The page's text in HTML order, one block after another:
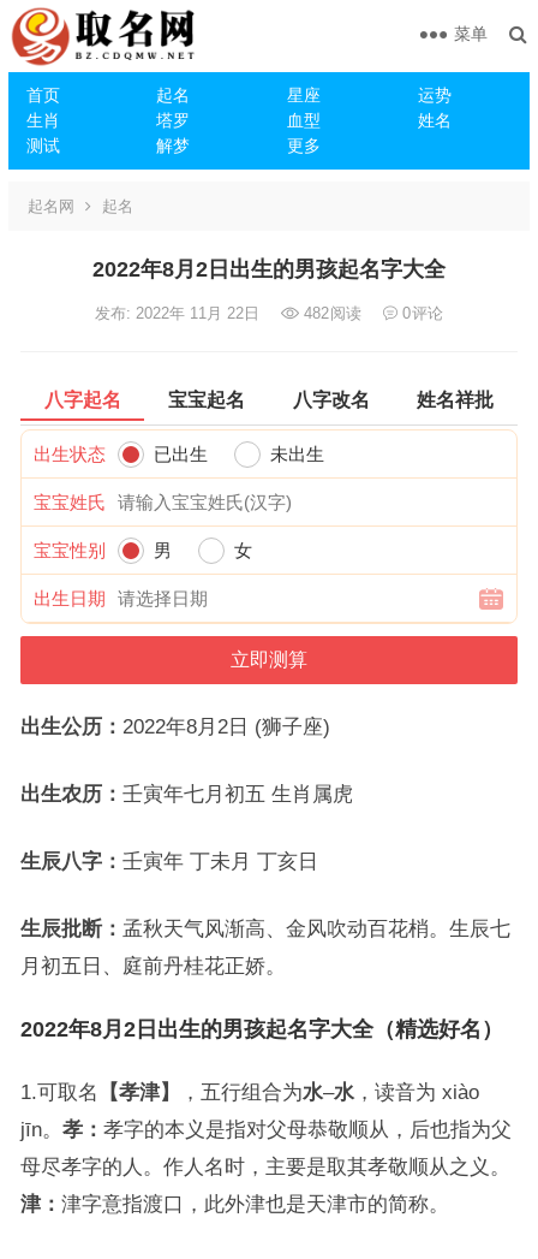
首页 起名 星座
运势
生肖
塔罗 血型
姓名
测试
解梦 更多
菜单
起名网 起名
2022年8月2日出生的男孩起名字大全
发布: 2022年 11月 22日 482阅读 0评论
八字起名 宝宝起名 八字改名 姓名祥批
出生状态 已出生 未出生
宝宝姓氏
宝宝性别 男 女
出生日期
出生公历： 2022年8月2日 (狮子座)
出生农历： 壬寅年七月初五 生肖属虎
生辰八字： 壬寅年 丁未月 丁亥日
生辰批断： 孟秋天气风渐高、金风吹动百花梢。生辰七
月初五日、庭前丹桂花正娇。
2022年8月2日出生的男孩起名字大全（精选好名）
1.可取名 【孝津】 ，五行组合为水–水，读音为 xiào
jīn。 孝： 孝字的本义是指对父母恭敬顺从，后也指为父
母尽孝字的人。作人名时，主要是取其孝敬顺从之义。
津： 津字意指渡口，此外津也是天津市的简称。